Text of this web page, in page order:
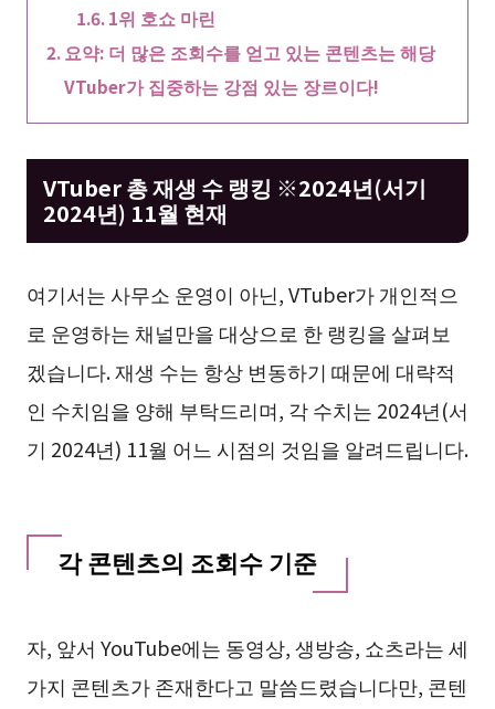
1위 호쇼 마린
요약: 더 많은 조회수를 얻고 있는 콘텐츠는 해당
VTuber가 집중하는 강점 있는 장르이다!
VTuber 총 재생 수 랭킹 ※2024년(서기
2024년) 11월 현재
여기서는 사무소 운영이 아닌, VTuber가 개인적으
로 운영하는 채널만을 대상으로 한 랭킹을 살펴보
겠습니다. 재생 수는 항상 변동하기 때문에 대략적
인 수치임을 양해 부탁드리며, 각 수치는 2024년(서
기 2024년) 11월 어느 시점의 것임을 알려드립니다.
각 콘텐츠의 조회수 기준
자, 앞서 YouTube에는 동영상, 생방송, 쇼츠라는 세
가지 콘텐츠가 존재한다고 말씀드렸습니다만, 콘텐